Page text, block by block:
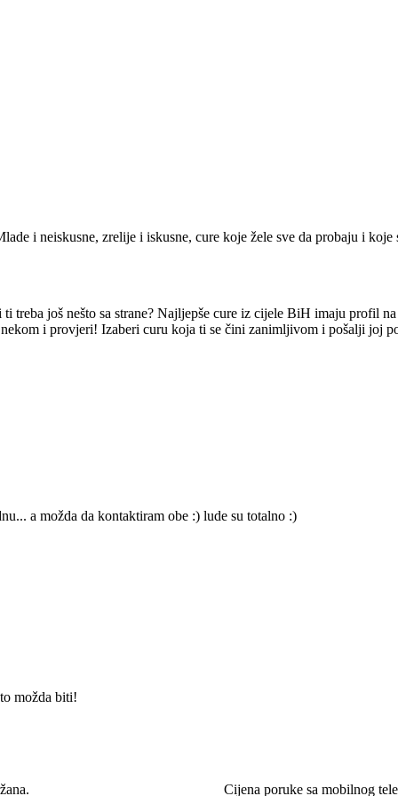
i neiskusne, zrelije i iskusne, cure koje žele sve da probaju i
treba još nešto sa strane? Najljepše cure iz cijele BiH imaju profil
i provjeri! Izaberi curu koja ti se čini zanimljivom i pošalji joj
a možda da kontaktiram obe :) lude su totalno :)
možda biti!
Cijena poruke sa mobilnog